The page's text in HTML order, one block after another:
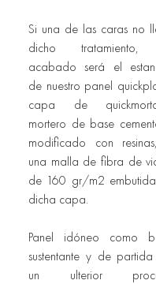
Si una de las caras no
dicho tratamiento,
acabado será el
de nuestro panel
capa de
mortero de base
modificado con
una malla de fibra de
de 160 gr/m2
dicha capa.
Panel idóneo como
sustentante y de
un ulterior